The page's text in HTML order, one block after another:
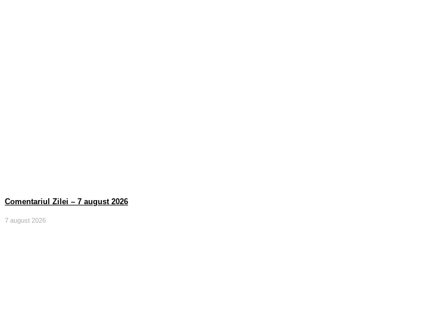
Comentariul Zilei – 7 august 2026
7 august 2026